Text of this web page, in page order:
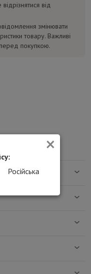
від
змінювати
товару. Важливі
покупкою.
×
Російська